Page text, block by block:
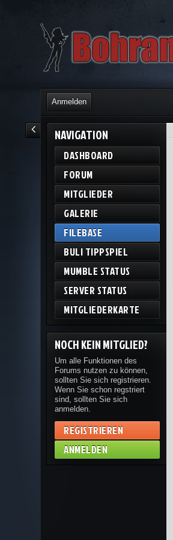
Anmelden
NAVIGATION
DASHBOARD
FORUM
MITGLIEDER
GALERIE
FILEBASE
BULI TIPPSPIEL
MUMBLE STATUS
SERVER STATUS
MITGLIEDERKARTE
NOCH KEIN MITGLIED?
Um alle Funktionen des
Forums nutzen zu können,
sollten Sie sich registrieren.
Wenn Sie schon regstriert
sind, sollten Sie sich
anmelden.
REGISTRIEREN
ANMELDEN